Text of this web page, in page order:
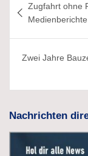
Zugfahrt ohne
Zwei Jahre
Nachrichten